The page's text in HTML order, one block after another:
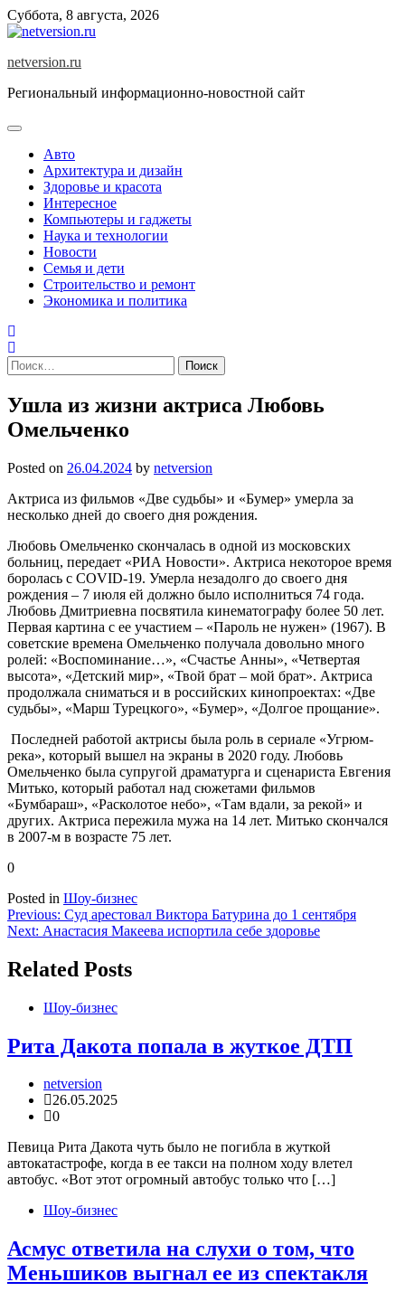
Skip
to
Суббота, 8 августа, 2026
netversion.ru
Региональный информационно-новостной сайт
Авто
Архитектура и дизайн
Здоровье и красота
Интересное
Компьютеры и гаджеты
Наука и технологии
Новости
Семья и дети
Строительство и ремонт
Экономика и политика
Найти:
Ушла из жизни актриса Любовь
Омельченко
Posted on 26.04.2024 by netversion
Актриса из фильмов «Две судьбы» и «Бумер» умерла за
несколько дней до своего дня рождения.
Любовь Омельченко скончалась в одной из московских
больниц, передает «РИА Новости». Актриса некоторое время
боролась с COVID-19. Умерла незадолго до своего дня
рождения – 7 июля ей должно было исполниться 74 года.
Любовь Дмитриевна посвятила кинематографу более 50 лет.
Первая картина с ее участием – «Пароль не нужен» (1967). В
советские времена Омельченко получала довольно много
ролей: «Воспоминание…», «Счастье Анны», «Четвертая
высота», «Детский мир», «Твой брат – мой брат». Актриса
продолжала сниматься и в российских кинопроектах: «Две
судьбы», «Марш Турецкого», «Бумер», «Долгое прощание».
Последней работой актрисы была роль в сериале «Угрюм-
река», который вышел на экраны в 2020 году. Любовь
Омельченко была супругой драматурга и сценариста Евгения
Митько, который работал над сюжетами фильмов
«Бумбараш», «Расколотое небо», «Там вдали, за рекой» и
других. Актриса пережила мужа на 14 лет. Митько скончался
в 2007-м в возрасте 75 лет.
0
Posted in Шоу-бизнес
Навигация
по
записям
Previous: Суд арестовал Виктора Батурина до 1 сентября
Next: Анастасия Макеева испортила себе здоровье
Related Posts
Шоу-бизнес
Рита Дакота попала в жуткое ДТП
netversion
26.05.2025
0
Певица Рита Дакота чуть было не погибла в жуткой
автокатастрофе, когда в ее такси на полном ходу влетел
автобус. «Вот этот огромный автобус только что […]
Шоу-бизнес
Асмус ответила на слухи о том, что
Меньшиков выгнал ее из спектакля